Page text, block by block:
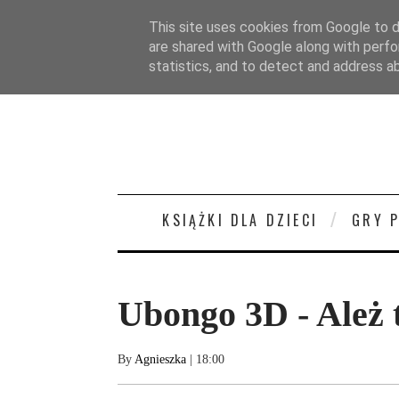
STRONA GŁÓWNA O MNIE KONTAKT/
KSIĄŻKI DLA DZIECI GRY
Ubongo 3D - Ależ
By Agnieszka | 18:00
This site uses cookies from Google to
are shared with Google along with
statistics, and to detect and address